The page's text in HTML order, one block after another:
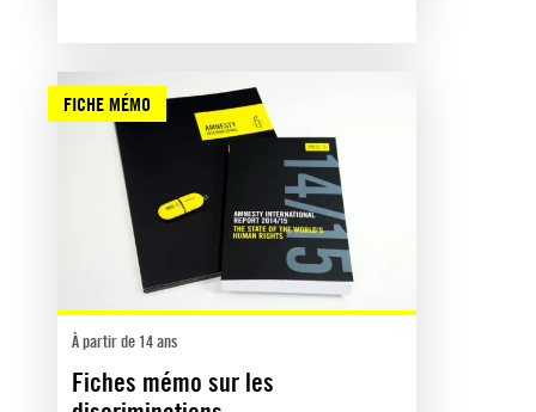
FICHE MÉMO
À partir de 14 ans
Fiches mémo sur les